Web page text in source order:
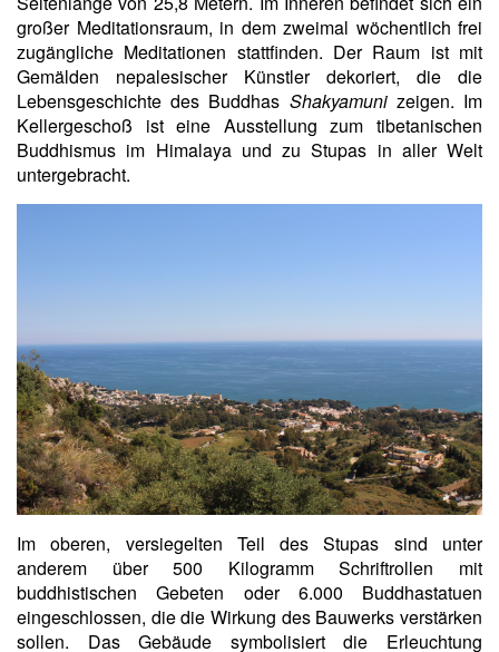
großer Meditationsraum, in dem zweimal wöchentlich frei
zugängliche Meditationen stattfinden. Der Raum ist mit
Gemälden nepalesischer Künstler dekoriert, die die
Lebensgeschichte des Buddhas Shakyamunizeigen. Im
Kellergeschoß ist eine Ausstellung zum tibetanischen
Buddhismus im Himalaya und zu Stupas in aller Welt
untergebracht.
Im oberen, versiegelten Teil des Stupas sind unter
anderem über 500 Kilogramm Schriftrollen mit
buddhistischen Gebeten oder 6.000 Buddhastatuen
eingeschlossen, die die Wirkung des Bauwerks verstärken
sollen. Das Gebäude symbolisiert die Erleuchtung